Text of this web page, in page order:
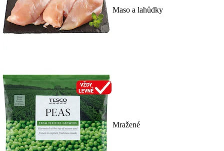
Maso a lahůdky
Mražené